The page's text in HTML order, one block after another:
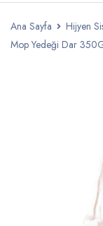
Ana Sayfa Hijyen
Mop Yedeği Dar